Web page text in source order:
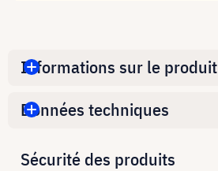
Informations sur le produit
Données techniques
Sécurité des produits